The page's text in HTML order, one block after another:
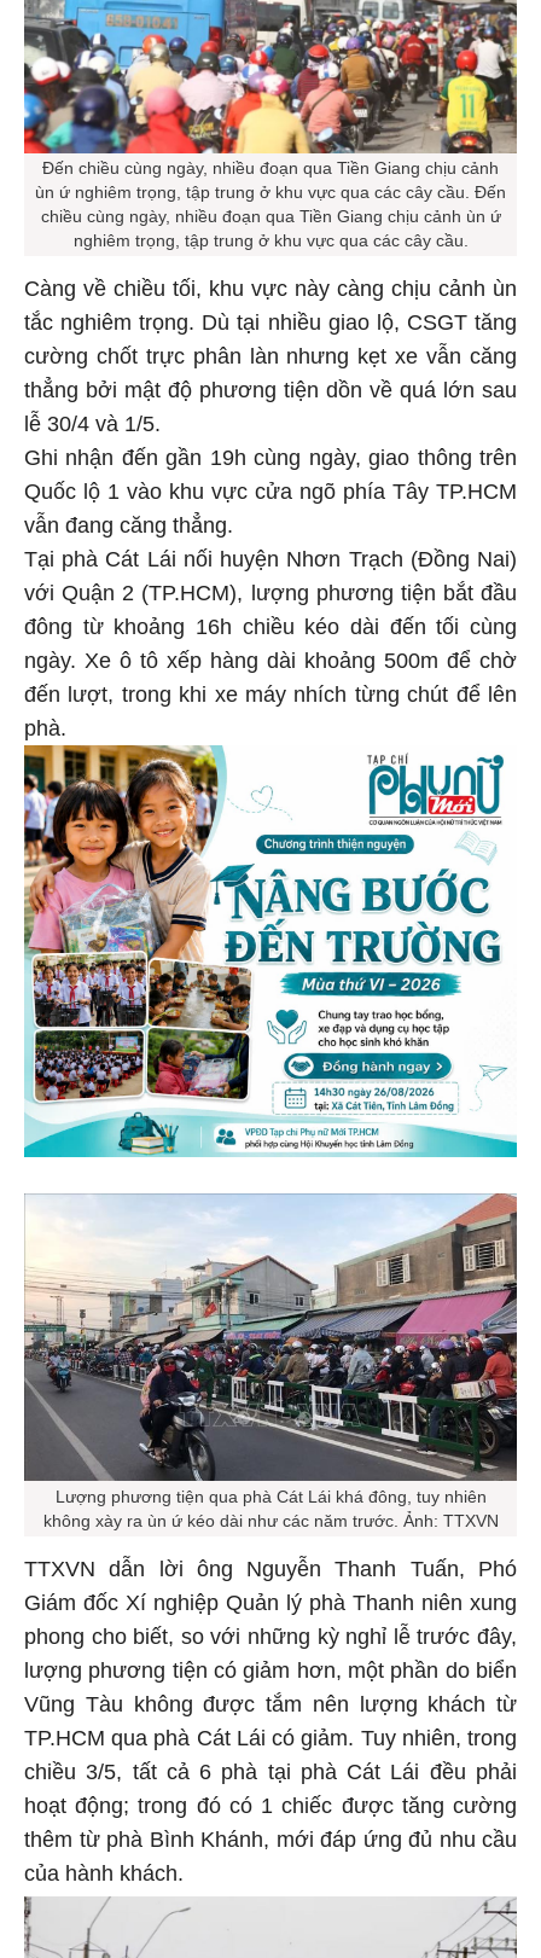
Đến chiều cùng ngày, nhiều đoạn qua Tiền Giang chịu cảnh
ùn ứ nghiêm trọng, tập trung ở khu vực qua các cây cầu. Đến
chiều cùng ngày, nhiều đoạn qua Tiền Giang chịu cảnh ùn ứ
nghiêm trọng, tập trung ở khu vực qua các cây cầu.
Càng về chiều tối, khu vực này càng chịu cảnh ùn
tắc nghiêm trọng. Dù tại nhiều giao lộ, CSGT tăng
cường chốt trực phân làn nhưng kẹt xe vẫn căng
thẳng bởi mật độ phương tiện dồn về quá lớn sau
lễ 30/4 và 1/5.
Ghi nhận đến gần 19h cùng ngày, giao thông trên
Quốc lộ 1 vào khu vực cửa ngõ phía Tây TP.HCM
vẫn đang căng thẳng.
Tại phà Cát Lái nối huyện Nhơn Trạch (Đồng Nai)
với Quận 2 (TP.HCM), lượng phương tiện bắt đầu
đông từ khoảng 16h chiều kéo dài đến tối cùng
ngày. Xe ô tô xếp hàng dài khoảng 500m để chờ
đến lượt, trong khi xe máy nhích từng chút để lên
phà.
Lượng phương tiện qua phà Cát Lái khá đông, tuy nhiên
không xày ra ùn ứ kéo dài như các năm trước. Ảnh: TTXVN
TTXVN dẫn lời ông Nguyễn Thanh Tuấn, Phó
Giám đốc Xí nghiệp Quản lý phà Thanh niên xung
phong cho biết, so với những kỳ nghỉ lễ trước đây,
lượng phương tiện có giảm hơn, một phần do biển
Vũng Tàu không được tắm nên lượng khách từ
TP.HCM qua phà Cát Lái có giảm. Tuy nhiên, trong
chiều 3/5, tất cả 6 phà tại phà Cát Lái đều phải
hoạt động; trong đó có 1 chiếc được tăng cường
thêm từ phà Bình Khánh, mới đáp ứng đủ nhu cầu
của hành khách.